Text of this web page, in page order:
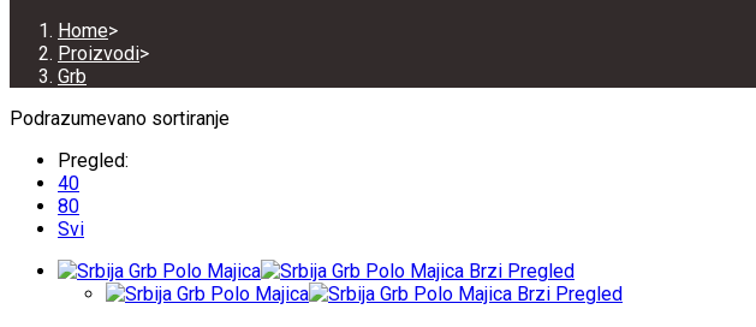
Home>
Proizvodi>
Grb
Podrazumevano sortiranje
Pregled:
40
80
Svi
Brzi Pregled
Brzi Pregled